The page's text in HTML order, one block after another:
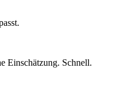
Einschätzung. Schnell.